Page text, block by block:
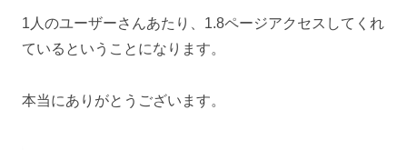
1人のユーザーさんあたり、1.8ページアクセスしてくれ
ているということになります。
本当にありがとうございます。